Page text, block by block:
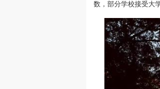
数，部分学校接受大